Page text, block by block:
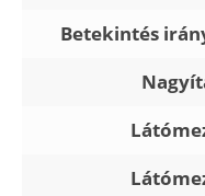
Betekintés